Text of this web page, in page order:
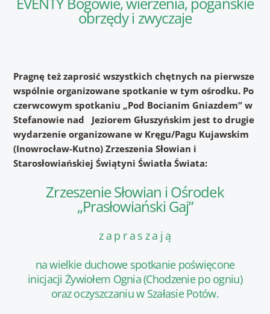
obrzędy i zwyczaje
Pragnę też zaprosić wszystkich chętnych na pierwsze
wspólnie organizowane spotkanie w tym ośrodku. Po
czerwcowym spotkaniu „Pod Bocianim Gniazdem” w
Stefanowie nad Jeziorem Głuszyńskim jest to drugie
wydarzenie organizowane w Kręgu/Pagu Kujawskim
(Inowrocław-Kutno) Zrzeszenia Słowian i
Starosłowiańskiej Świątyni Światła Świata:
Zrzeszenie Słowian i Ośrodek
„Prasłowiański Gaj”
z a p r a s z a j ą
na wielkie duchowe spotkanie poświęcone
inicjacji Żywiołem Ognia (Chodzenie po ogniu)
oraz oczyszczaniu w Szałasie Potów.